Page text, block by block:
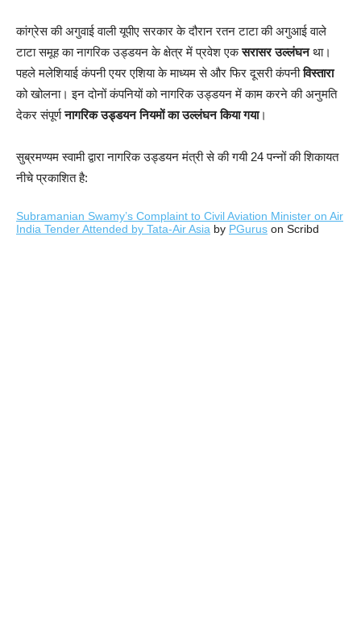
कांग्रेस की अगुवाई वाली यूपीए सरकार के दौरान रतन टाटा की अगुआई वाले
टाटा समूह का नागरिक उड्डयन के क्षेत्र में प्रवेश एकसरासर उल्लंघनथा।
पहले मलेशियाई कंपनी एयर एशिया के माध्यम से और फिर दूसरी कंपनीविस्तारा
को खोलना। इन दोनों कंपनियों को नागरिक उड्डयन में काम करने की अनुमति
देकर संपूर्णनागरिक उड्डयन नियमों का उल्लंघन किया गया।
सुब्रमण्यम स्वामी द्वारा नागरिक उड्डयन मंत्री से की गयी 24 पन्नों की शिकायत
नीचे प्रकाशित है:
Subramanian Swamy’s Complaint to Civil Aviation Minister on Air
India Tender Attended by Tata-Air Asia by PGurus on Scribd